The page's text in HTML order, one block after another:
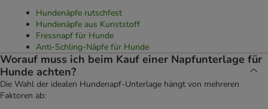
Hundenäpfe rutschfest
Hundenäpfe aus Kunststoff
Fressnapf für Hunde
Anti-Schling-Näpfe für Hunde
Worauf muss ich beim Kauf einer Napfunterlage für
Hunde achten?
Die Wahl der idealen Hundenapf-Unterlage hängt von mehreren
Faktoren ab: